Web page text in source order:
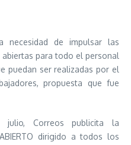
necesidad de impulsar las
para todo el personal
puedan ser realizadas por el
propuesta que fue
Correos publicita la
dirigido a todos los